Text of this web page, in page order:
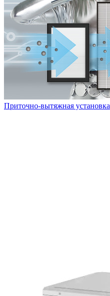
Приточно-вытяжная установка